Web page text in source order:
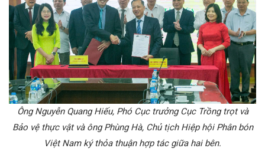
Ông Nguyễn Quang Hiếu, Phó Cục trưởng Cục Trồng trọt và
Bảo vệ thực vật và ông Phùng Hà, Chủ tịch Hiệp hội Phân bón
Việt Nam ký thỏa thuận hợp tác giữa hai bên.